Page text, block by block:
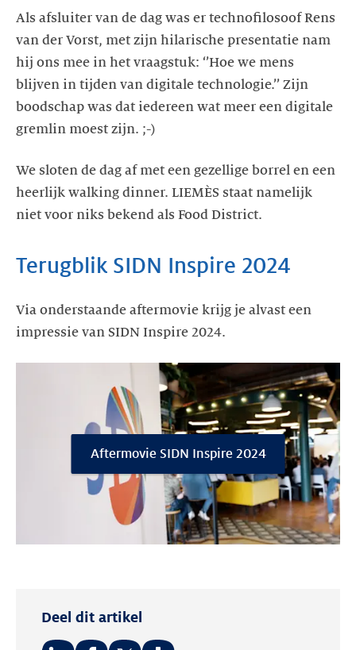
Als afsluiter van de dag was er technofilosoof Rens
van der Vorst, met zijn hilarische presentatie nam
hij ons mee in het vraagstuk: ‘’Hoe we mens
blijven in tijden van digitale technologie.’’ Zijn
boodschap was dat iedereen wat meer een digitale
gremlin moest zijn. ;-)
We sloten de dag af met een gezellige borrel en een
heerlijk walking dinner. LIEMÈS staat namelijk
niet voor niks bekend als Food District.
Terugblik SIDN Inspire 2024
Via onderstaande aftermovie krijg je alvast een
impressie van SIDN Inspire 2024.
Aftermovie SIDN Inspire 2024
Deel dit artikel